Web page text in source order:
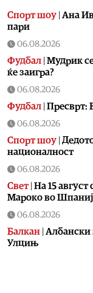
Спорт шоу Aна
пари
06.08.2026
Фудбал Мудрик
ќе заигра?
06.08.2026
Фудбал Пресврт:
06.08.2026
Спорт шоу
националност
06.08.2026
Свет| На 15 август
Мароко во
06.08.2026
Балкан Албански
Улцињ